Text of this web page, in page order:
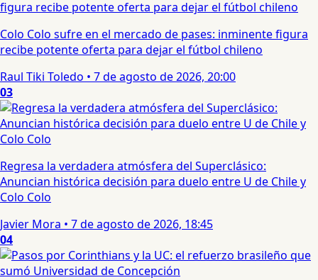
Colo Colo sufre en el mercado de pases: inminente figura
recibe potente oferta para dejar el fútbol chileno
Raul Tiki Toledo • 7 de agosto de 2026, 20:00
03
Regresa la verdadera atmósfera del Superclásico:
Anuncian histórica decisión para duelo entre U de Chile y
Colo Colo
Javier Mora • 7 de agosto de 2026, 18:45
04